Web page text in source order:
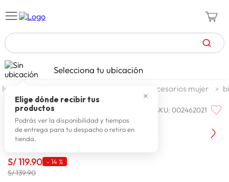
TÉRMINOS MÁS BUSCADOS
1. zapatillas mujer
2. zapatillas hombre
3. celulares
4. zapatillas
6. tv
Selecciona tu ubicación
✕
Elige dónde recibir tus
productos
Podrás ver la disponibilidad y tiempos
de entrega para tu despacho o retiro en
tienda.
moda y accesorios accesorios mujer
Q'COOL SKU:002462021
Q'cool Cartera Carolina Sm
S/119.90 - 14 %
S/ 139.90